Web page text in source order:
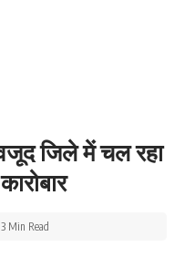
जिले में चल रहा
3 Min Read